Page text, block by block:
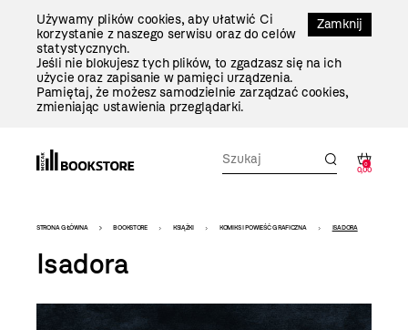
Zamknij
Używamy plików cookies, aby ułatwić Ci
korzystanie z naszego serwisu oraz do celów
statystycznych.
Jeśli nie blokujesz tych plików, to zgadzasz się na ich
użycie oraz zapisanie w pamięci urządzenia.
Pamiętaj, że możesz samodzielnie zarządzać cookies,
zmieniając ustawienia przeglądarki.
0
0,00
Bookstore
-
szablon
szczegóły
STRONA GŁÓWNA BOOKSTORE KSIĄŻKI KOMIKS I POWIEŚĆ GRAFICZNA ISADORA
Isadora